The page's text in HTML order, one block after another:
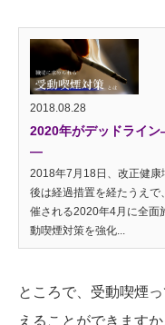
2018.08.28
2020年がデッドライ
―
2018年7月18日、改正健康
後は経過措置を経たうえで
催される2020年4月に全面
動喫煙対策を強化...
ところで、受動喫煙
えることができますか